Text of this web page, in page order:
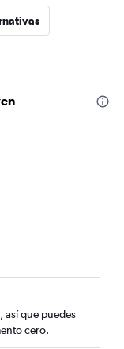
así que puedes
cero.